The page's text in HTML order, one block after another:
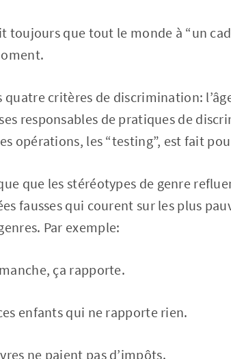
toujours que tout le monde à “un
quatre critères de discrimination:
responsables de pratiques de
opérations, les “testing”, est fait
que les stéréotypes de genre
fausses qui courent sur les plus
Par exemple:
ça rapporte.
enfants qui ne rapporte rien.
ne paient pas d’impôts.